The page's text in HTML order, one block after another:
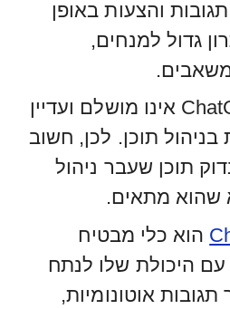
והצעות באופן
גדול למנחים,
חשוב לציין ש-ChatGPT אינו מושלם ועדיין
בניהול תוכן. לכן, חשוב
תוכן שעבר ניהול
שהוא מתאים.
הוא כלי מבטיח
עם היכולת שלו לנתח
אוטונומיות,